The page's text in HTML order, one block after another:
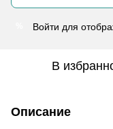
Войти для
В
Описание